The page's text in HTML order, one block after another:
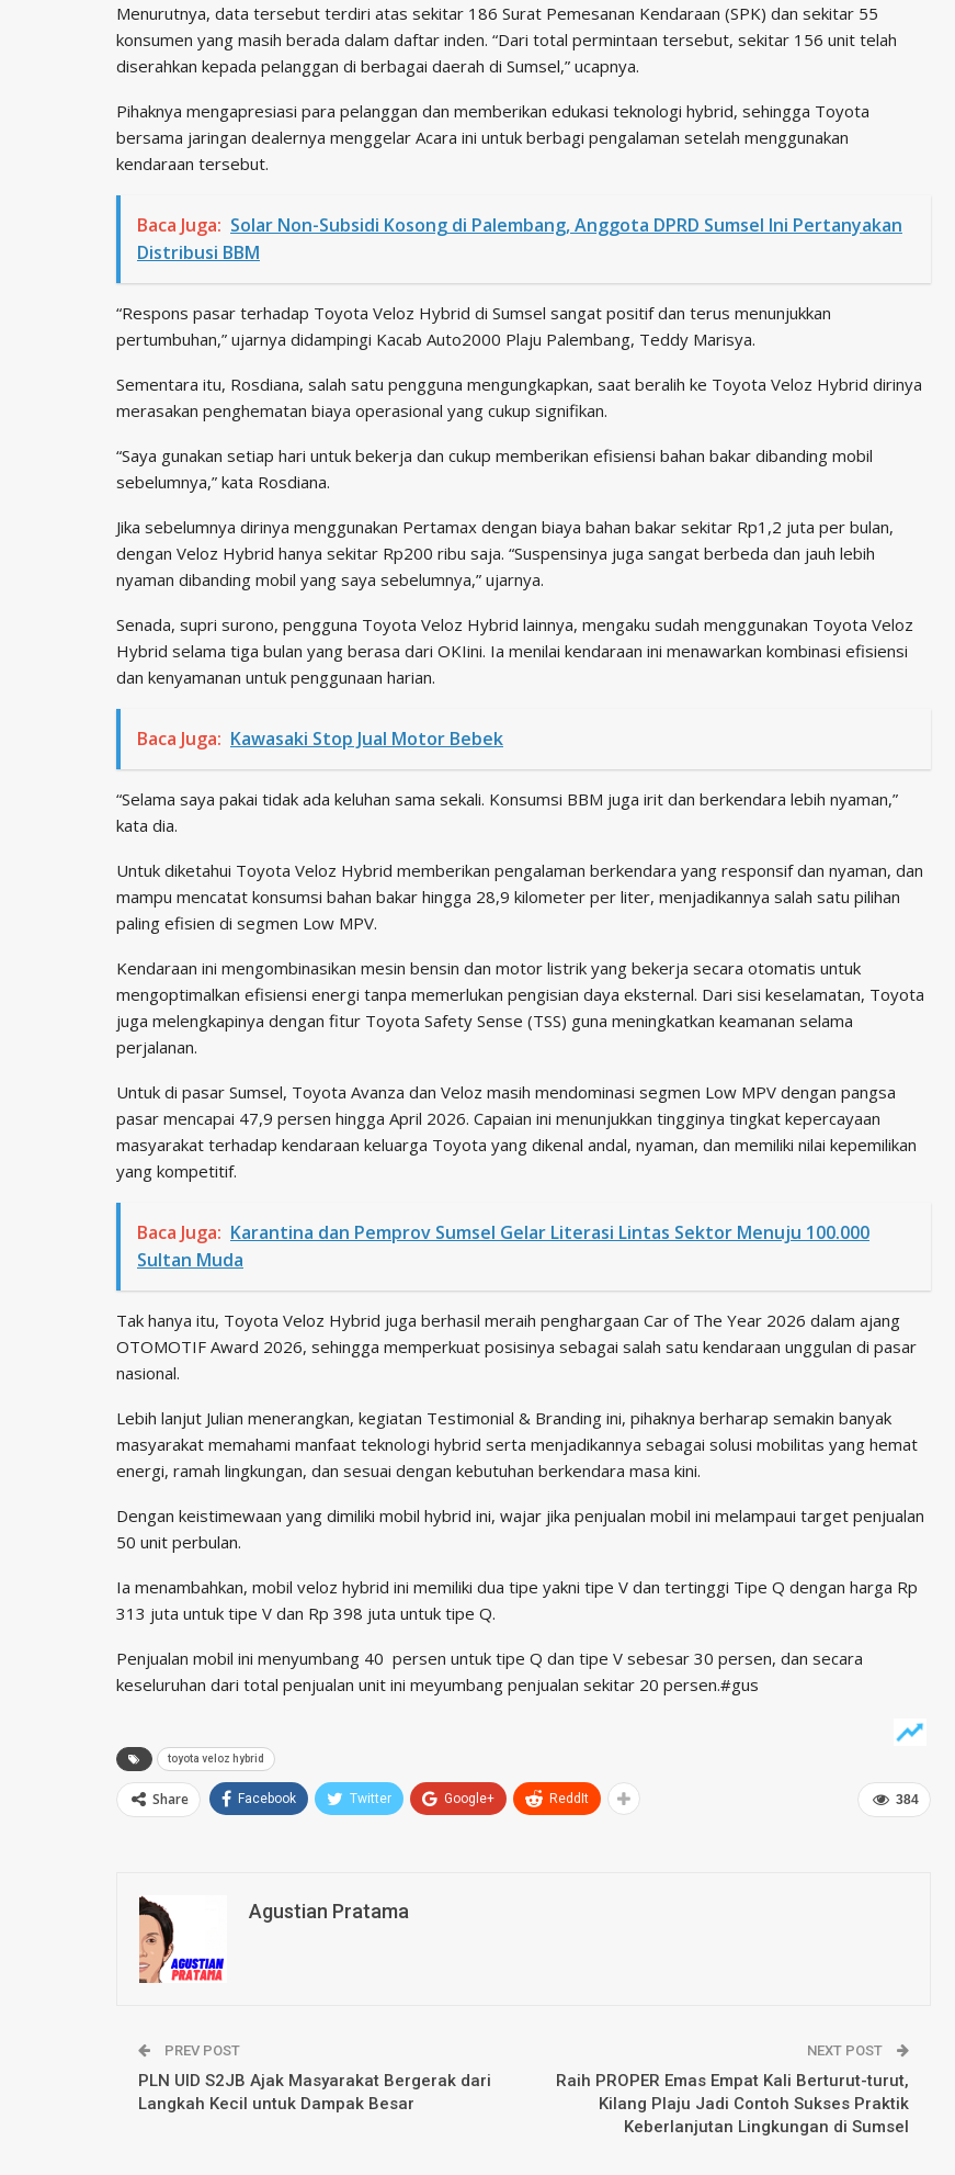
Menurutnya, data tersebut terdiri atas sekitar 186 Surat Pemesanan Kendaraan (SPK) dan sekitar 55
konsumen yang masih berada dalam daftar inden. “Dari total permintaan tersebut, sekitar 156 unit telah
diserahkan kepada pelanggan di berbagai daerah di Sumsel,” ucapnya.
Pihaknya mengapresiasi para pelanggan dan memberikan edukasi teknologi hybrid, sehingga Toyota
bersama jaringan dealernya menggelar Acara ini untuk berbagi pengalaman setelah menggunakan
kendaraan tersebut.
Baca Juga: Solar Non-Subsidi Kosong di Palembang, Anggota DPRD Sumsel Ini Pertanyakan
Distribusi BBM
“Respons pasar terhadap Toyota Veloz Hybrid di Sumsel sangat positif dan terus menunjukkan
pertumbuhan,” ujarnya didampingi Kacab Auto2000 Plaju Palembang, Teddy Marisya.
Sementara itu, Rosdiana, salah satu pengguna mengungkapkan, saat beralih ke Toyota Veloz Hybrid dirinya
merasakan penghematan biaya operasional yang cukup signifikan.
“Saya gunakan setiap hari untuk bekerja dan cukup memberikan efisiensi bahan bakar dibanding mobil
sebelumnya,” kata Rosdiana.
Jika sebelumnya dirinya menggunakan Pertamax dengan biaya bahan bakar sekitar Rp1,2 juta per bulan,
dengan Veloz Hybrid hanya sekitar Rp200 ribu saja. “Suspensinya juga sangat berbeda dan jauh lebih
nyaman dibanding mobil yang saya sebelumnya,” ujarnya.
Senada, supri surono, pengguna Toyota Veloz Hybrid lainnya, mengaku sudah menggunakan Toyota Veloz
Hybrid selama tiga bulan yang berasa dari OKIini. Ia menilai kendaraan ini menawarkan kombinasi efisiensi
dan kenyamanan untuk penggunaan harian.
Baca Juga: Kawasaki Stop Jual Motor Bebek
“Selama saya pakai tidak ada keluhan sama sekali. Konsumsi BBM juga irit dan berkendara lebih nyaman,”
kata dia.
Untuk diketahui Toyota Veloz Hybrid memberikan pengalaman berkendara yang responsif dan nyaman, dan
mampu mencatat konsumsi bahan bakar hingga 28,9 kilometer per liter, menjadikannya salah satu pilihan
paling efisien di segmen Low MPV.
Kendaraan ini mengombinasikan mesin bensin dan motor listrik yang bekerja secara otomatis untuk
mengoptimalkan efisiensi energi tanpa memerlukan pengisian daya eksternal. Dari sisi keselamatan, Toyota
juga melengkapinya dengan fitur Toyota Safety Sense (TSS) guna meningkatkan keamanan selama
perjalanan.
Untuk di pasar Sumsel, Toyota Avanza dan Veloz masih mendominasi segmen Low MPV dengan pangsa
pasar mencapai 47,9 persen hingga April 2026. Capaian ini menunjukkan tingginya tingkat kepercayaan
masyarakat terhadap kendaraan keluarga Toyota yang dikenal andal, nyaman, dan memiliki nilai kepemilikan
yang kompetitif.
Baca Juga: Karantina dan Pemprov Sumsel Gelar Literasi Lintas Sektor Menuju 100.000
Sultan Muda
Tak hanya itu, Toyota Veloz Hybrid juga berhasil meraih penghargaan Car of The Year 2026 dalam ajang
OTOMOTIF Award 2026, sehingga memperkuat posisinya sebagai salah satu kendaraan unggulan di pasar
nasional.
Lebih lanjut Julian menerangkan, kegiatan Testimonial & Branding ini, pihaknya berharap semakin banyak
masyarakat memahami manfaat teknologi hybrid serta menjadikannya sebagai solusi mobilitas yang hemat
energi, ramah lingkungan, dan sesuai dengan kebutuhan berkendara masa kini.
Dengan keistimewaan yang dimiliki mobil hybrid ini, wajar jika penjualan mobil ini melampaui target penjualan
50 unit perbulan.
Ia menambahkan, mobil veloz hybrid ini memiliki dua tipe yakni tipe V dan tertinggi Tipe Q dengan harga Rp
313 juta untuk tipe V dan Rp 398 juta untuk tipe Q.
Penjualan mobil ini menyumbang 40 persen untuk tipe Q dan tipe V sebesar 30 persen, dan secara
keseluruhan dari total penjualan unit ini meyumbang penjualan sekitar 20 persen.#gus
toyota veloz hybrid
384
Share Facebook Twitter Google+ ReddIt
Agustian Pratama
PREV POST
PLN UID S2JB Ajak Masyarakat Bergerak dari
Langkah Kecil untuk Dampak Besar
NEXT POST
Raih PROPER Emas Empat Kali Berturut-turut,
Kilang Plaju Jadi Contoh Sukses Praktik
Keberlanjutan Lingkungan di Sumsel